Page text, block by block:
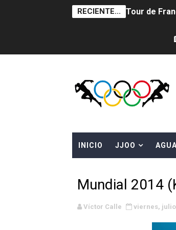
RECIENTE... Tour de
Women's
Canadá Open
Canadian
INICIO JJOO AGUA
Mundial 2014
Víctor Calle viernes, julio